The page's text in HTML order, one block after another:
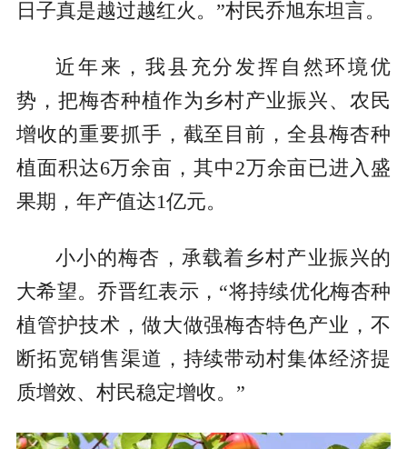
日子真是越过越红火。”村民乔旭东坦言。
近年来，我县充分发挥自然环境优
势，把梅杏种植作为乡村产业振兴、农民
增收的重要抓手，截至目前，全县梅杏种
植面积达6万余亩，其中2万余亩已进入盛
果期，年产值达1亿元。
小小的梅杏，承载着乡村产业振兴的
大希望。乔晋红表示，“将持续优化梅杏种
植管护技术，做大做强梅杏特色产业，不
断拓宽销售渠道，持续带动村集体经济提
质增效、村民稳定增收。”